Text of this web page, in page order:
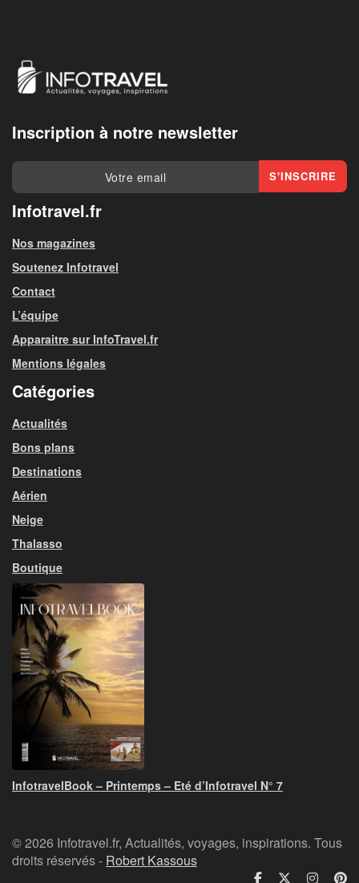
Inscription à notre newsletter
Infotravel.fr
Nos magazines
Soutenez Infotravel
Contact
L’équipe
Apparaitre sur InfoTravel.fr
Mentions légales
Catégories
Actualités
Bons plans
Destinations
Aérien
Neige
Thalasso
Boutique
InfotravelBook – Printemps – Eté d’Infotravel N° 7
© 2026 Infotravel.fr, Actualités, voyages, inspirations. Tous
droits réservés - Robert Kassous